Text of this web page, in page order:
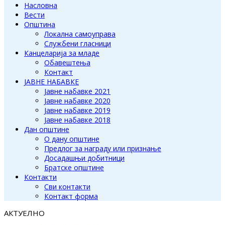
Насловна
Вести
Општина
Локална самоуправа
Службени гласници
Канцеларија за младе
Обавештења
Контакт
ЈАВНЕ НАБАВКЕ
Јавне набавке 2021
Јавне набавке 2020
Јавне набавке 2019
Јавне набавке 2018
Дан општине
О дану општине
Предлог за награду или признање
Досадашњи добитници
Братске општине
Контакти
Сви контакти
Контакт форма
АКТУЕЛНО